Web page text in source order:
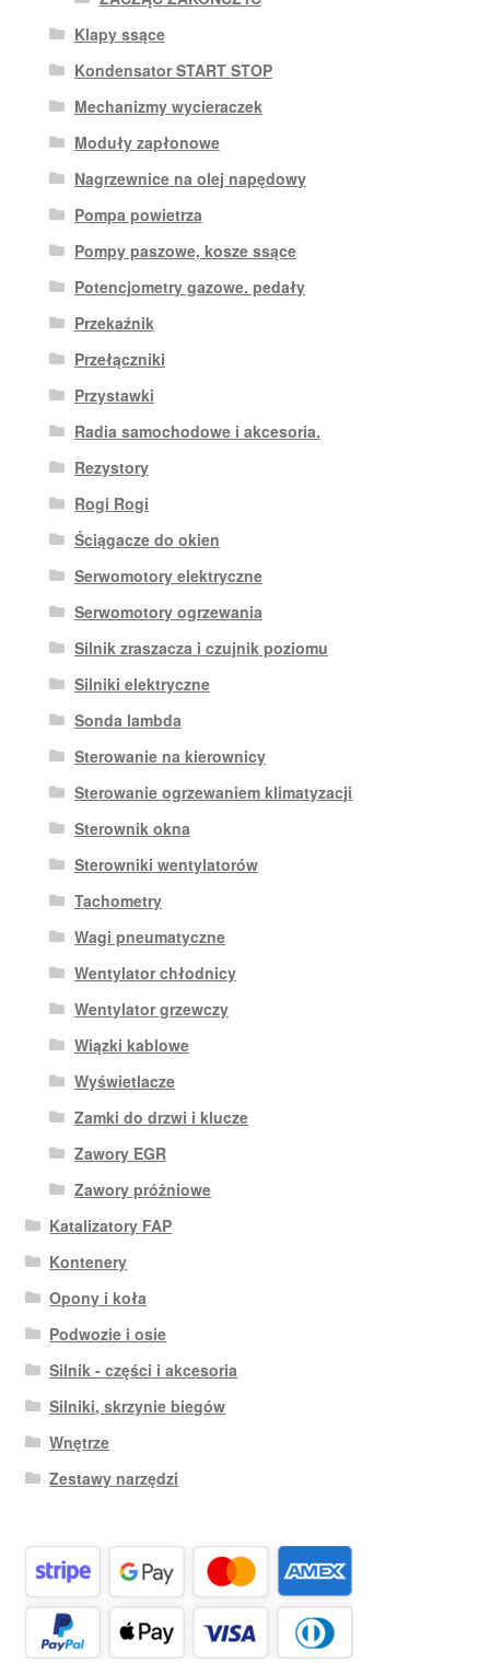
Klapy ssące
Kondensator START STOP
Mechanizmy wycieraczek
Moduły zapłonowe
Nagrzewnice na olej napędowy
Pompa powietrza
Pompy paszowe, kosze ssące
Potencjometry gazowe. pedały
Przekaźnik
Przełączniki
Przystawki
Radia samochodowe i akcesoria.
Rezystory
Rogi Rogi
Ściągacze do okien
Serwomotory elektryczne
Serwomotory ogrzewania
Silnik zraszacza i czujnik poziomu
Silniki elektryczne
Sonda lambda
Sterowanie na kierownicy
Sterowanie ogrzewaniem klimatyzacji
Sterownik okna
Sterowniki wentylatorów
Tachometry
Wagi pneumatyczne
Wentylator chłodnicy
Wentylator grzewczy
Wiązki kablowe
Wyświetlacze
Zamki do drzwi i klucze
Zawory EGR
Zawory próżniowe
Katalizatory FAP
Kontenery
Opony i koła
Podwozie i osie
Silnik - części i akcesoria
Silniki, skrzynie biegów
Wnętrze
Zestawy narzędzi